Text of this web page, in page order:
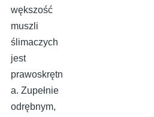
wększość
muszli
ślimaczych
jest
prawoskrętn
a. Zupełnie
odrębnym,